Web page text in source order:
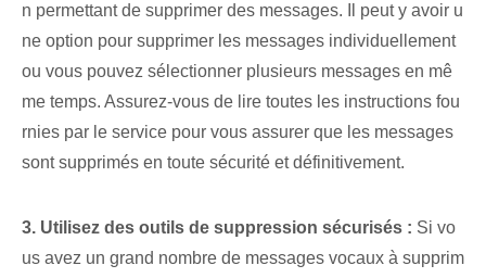
n permettant de supprimer des messages. Il peut y avoir u
ne option pour supprimer les messages individuellement
ou vous pouvez sélectionner plusieurs messages en mê
me temps. Assurez-vous de lire toutes les instructions fou
rnies par le service pour vous assurer que les messages
sont supprimés en toute sécurité et définitivement.
3. Utilisez des outils de suppression sécurisés : Si vo
us avez un grand nombre de messages vocaux à supprim